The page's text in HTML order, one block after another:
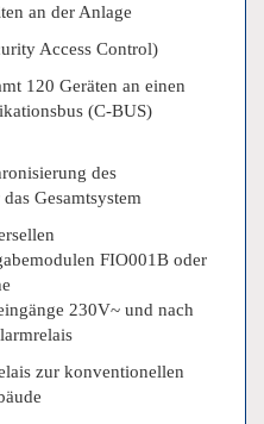
an der Anlage
Access Control)
120 Geräten an einen
(C-BUS)
des
Gesamtsystem
FIO001B oder
230V~ und nach
zur konventionellen